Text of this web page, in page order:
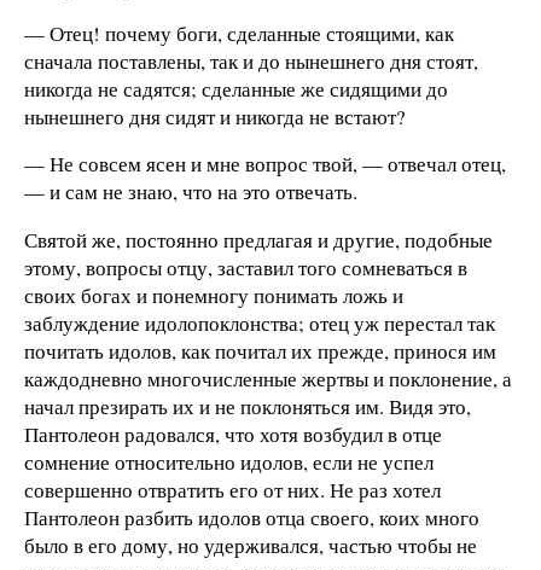
— Отец! почему боги, сделанные стоящими, как
сначала поставлены, так и до нынешнего дня стоят,
никогда не садятся; сделанные же сидящими до
нынешнего дня сидят и никогда не встают?
— Не совсем ясен и мне вопрос твой, — отвечал отец,
— и сам не знаю, что на это отвечать.
Святой же, постоянно предлагая и другие, подобные
этому, вопросы отцу, заставил того сомневаться в
своих богах и понемногу понимать ложь и
заблуждение идолопоклонства; отец уж перестал так
почитать идолов, как почитал их прежде, принося им
каждодневно многочисленные жертвы и поклонение, а
начал презирать их и не поклоняться им. Видя это,
Пантолеон радовался, что хотя возбудил в отце
сомнение относительно идолов, если не успел
совершенно отвратить его от них. Не раз хотел
Пантолеон разбить идолов отца своего, коих много
было в его дому, но удерживался, частью чтобы не